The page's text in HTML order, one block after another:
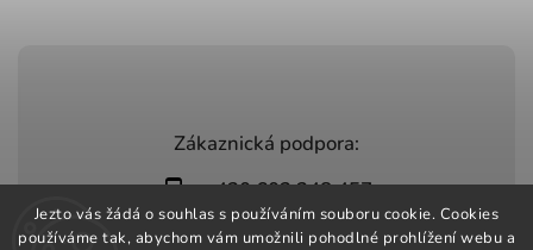
Jezto vás žádá o souhlas s používáním souboru cookie. Cookies
používáme tak, abychom vám umožnili pohodlné prohlížení webu a
Zákaznická podpora:
+420 603 248 457
info@jeztomarket.cz